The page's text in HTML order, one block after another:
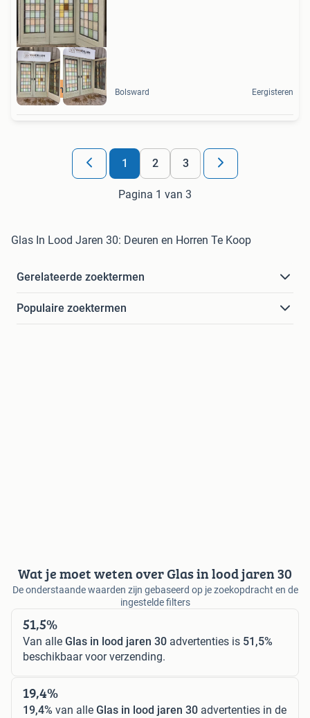
Unieke materialen Bolsward Eergisteren
1 2 3
Pagina 1 van 3
Glas In Lood Jaren 30: Deuren en Horren Te Koop
Gerelateerde zoektermen
Populaire zoektermen
Wat je moet weten over Glas in lood jaren 30
De onderstaande waarden zijn gebaseerd op je zoekopdracht en de
ingestelde filters
51,5%
Van alle Glas in lood jaren 30 advertenties is 51,5%
beschikbaar voor verzending.
19,4%
19,4% van alle Glas in lood jaren 30 advertenties in de